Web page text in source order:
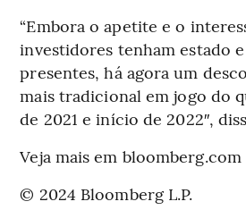
“Embora o apetite e o
investidores tenham estado
presentes, há agora um
mais tradicional em jogo do
de 2021 e início de 2022″,
Veja mais em bloomberg.com
© 2024 Bloomberg L.P.